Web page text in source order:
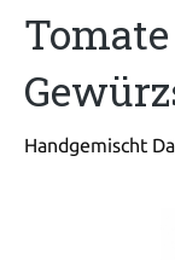
Handgemischt